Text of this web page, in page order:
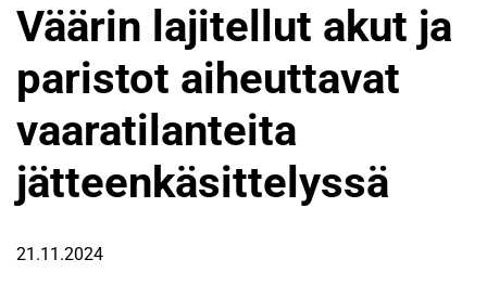
Väärin lajitellut akut ja
paristot aiheuttavat
vaaratilanteita
jätteenkäsittelyssä
21.11.2024